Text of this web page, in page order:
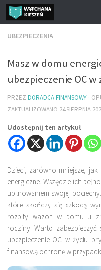
Przejdź do treści
UBEZPIECZENIA
Masz w domu
ubezpieczenie OC
PRZEZ DORADCA FINANSOWY ·
ZAKTUALIZOWANO 24 SIERPNIA
Udostępnij ten artykuł
Dzieci, zarówno mniejsze,
energiczne. Wszędzie ich
upilnowaniem swojej
które skończy się szkodą
rozbity wazon w domu u
rodziny. Warto
ubezpieczenie OC w życiu
finansową ochronę w